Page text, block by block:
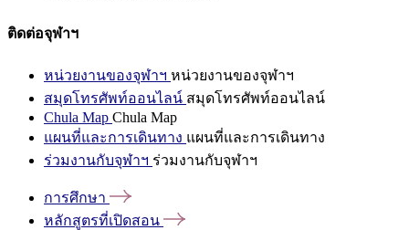
ติดต่อจุฬาฯ
หน่วยงานของจุฬาฯ หน่วยงานของจุฬาฯ
สมุดโทรศัพท์ออนไลน์ สมุดโทรศัพท์ออนไลน์
Chula Map Chula Map
แผนที่และการเดินทาง แผนที่และการเดินทาง
ร่วมงานกับจุฬาฯ ร่วมงานกับจุฬาฯ
การศึกษา
หลักสูตรที่เปิดสอน